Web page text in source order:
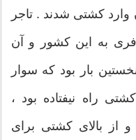
کشتی شدند . تاجر
به این کشور و آن
بار بود که سوار
راه نیفتاده بود ،
از بالای کشتی برای